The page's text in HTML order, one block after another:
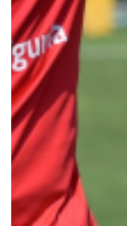
Summer Sale
Mare
Accessori
Party
Outlet
Helan x Genoa